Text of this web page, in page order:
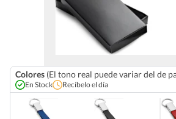
Colores (El tono real puede variar del de
En Stock Recíbelo el día